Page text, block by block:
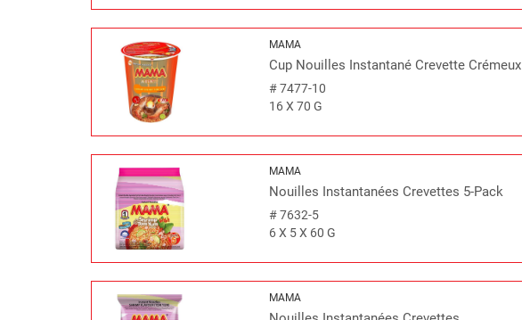
MAMA
Cup Nouilles Instantané Crevette Crémeux
#7477-10
16 X 70 G
MAMA
Nouilles Instantanées Crevettes 5-Pack
#7632-5
6 X 5 X 60 G
MAMA